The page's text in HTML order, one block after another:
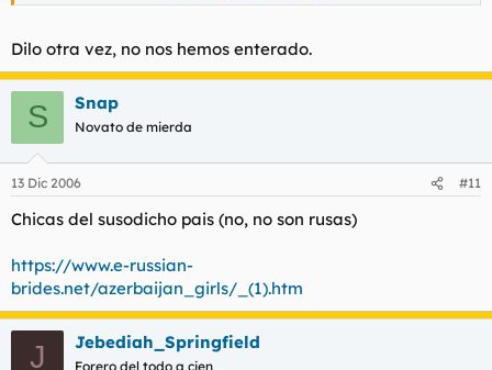
Billete a Baku 530 euros+Hotel 3*** 800 euros, pero el salario
mensual de alli son 50 euros al mes,lo que significa que los
precios son bajisimos (comer en un mc donalds cuesta poco
mas de 3 euros el big mac menu) y en un restaurante bueno 2
personas pueden comer por 8 euros aperitivos+1er plato+2
plato+postre, alli con 100 euros en la cartera eres el rey del cha
cha cha
Dilo otra vez, no nos hemos enterado.
S Snap
Novato de mierda
13 Dic 2006 #11
Chicas del susodicho pais (no, no son rusas)
https://www.e-russian-
brides.net/azerbaijan_girls/_(1).htm
J Jebediah_Springfield
Forero del todo a cien